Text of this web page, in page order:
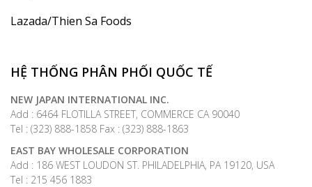
Lazada/Thien Sa Foods
HỆ THỐNG PHÂN PHỐI QUỐC TẾ
NEW JAPAN INTERNATIONAL INC.
Add : 6464 FLOTILLA STREET, COMMERCE CA 90040
Tel : (323) 888-1858 Fax : (323) 888-1863
EAST BAY WHOLESALE CORPORATION
Add : 186 WEST LOUDON ST. PHILADELPHIA, PA 19120, USA
Tel : 215 456 1883